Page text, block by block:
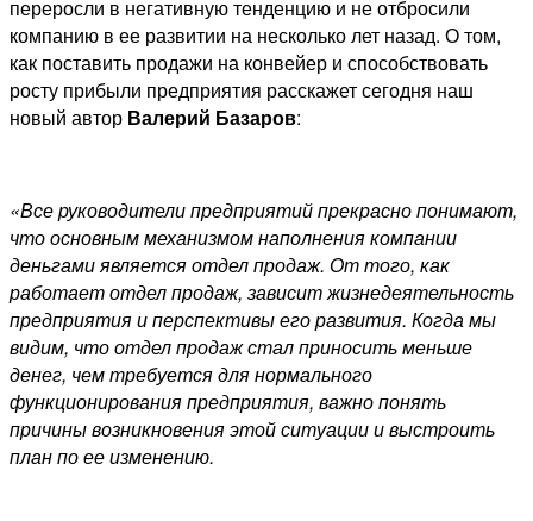
переросли в негативную тенденцию и не отбросили
компанию в ее развитии на несколько лет назад. О том,
как поставить продажи на конвейер и способствовать
росту прибыли предприятия расскажет сегодня наш
новый автор Валерий Базаров:
«Все руководители предприятий прекрасно понимают,
что основным механизмом наполнения компании
деньгами является отдел продаж. От того, как
работает отдел продаж, зависит жизнедеятельность
предприятия и перспективы его развития. Когда мы
видим, что отдел продаж стал приносить меньше
денег, чем требуется для нормального
функционирования предприятия, важно понять
причины возникновения этой ситуации и выстроить
план по ее изменению.